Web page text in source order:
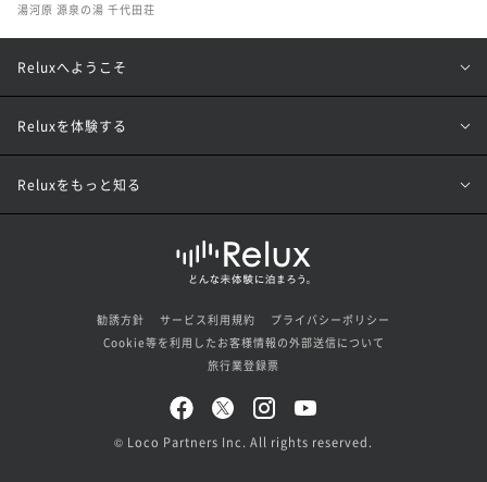
湯河原 源泉の湯 千代田荘
Reluxへようこそ
Reluxを体験する
Reluxをもっと知る
勧誘方針 サービス利用規約
プライバシーポリシー
Cookie等を利用したお客様情報の外部送信について
旅行業登録票
© Loco Partners Inc. All rights reserved.